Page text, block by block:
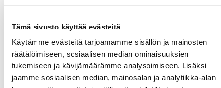
Tämä sivusto käyttää evästeitä
Käytämme evästeitä tarjoamamme sisällön ja mainosten
räätälöimiseen, sosiaalisen median ominaisuuksien
tukemiseen ja kävijämäärämme analysoimiseen. Lisäksi
jaamme sosiaalisen median, mainosalan ja analytiikka-alan
HAUISKÄÄNTÖÖN:
Täytä oheinen lomake ja ilmoittaudu alustavasti
hauiskääntökilpailuun. Saat lisätietoja sähköpostitse
lähempänä tapahtumaa. Nyt treenit käyntiin!
Etunimi *Sukunimi